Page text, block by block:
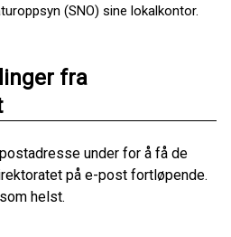
(SNO) sine lokalkontor.
fra
under for å få de
på e-post fortløpende.
helst.